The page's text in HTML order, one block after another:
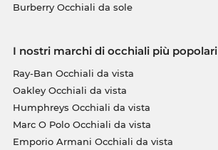
Burberry Occhiali da sole
I nostri marchi di occhiali più popolari
Ray-Ban Occhiali da vista
Oakley Occhiali da vista
Humphreys Occhiali da vista
Marc O Polo Occhiali da vista
Emporio Armani Occhiali da vista